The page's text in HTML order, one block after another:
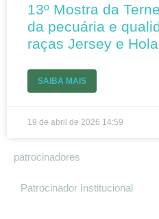
13º Mostra da
da pecuária e
raças Jersey e
SAIBA MAIS
19 de abril de 2026 14:59
patrocinadores
Patrocinador Institucional